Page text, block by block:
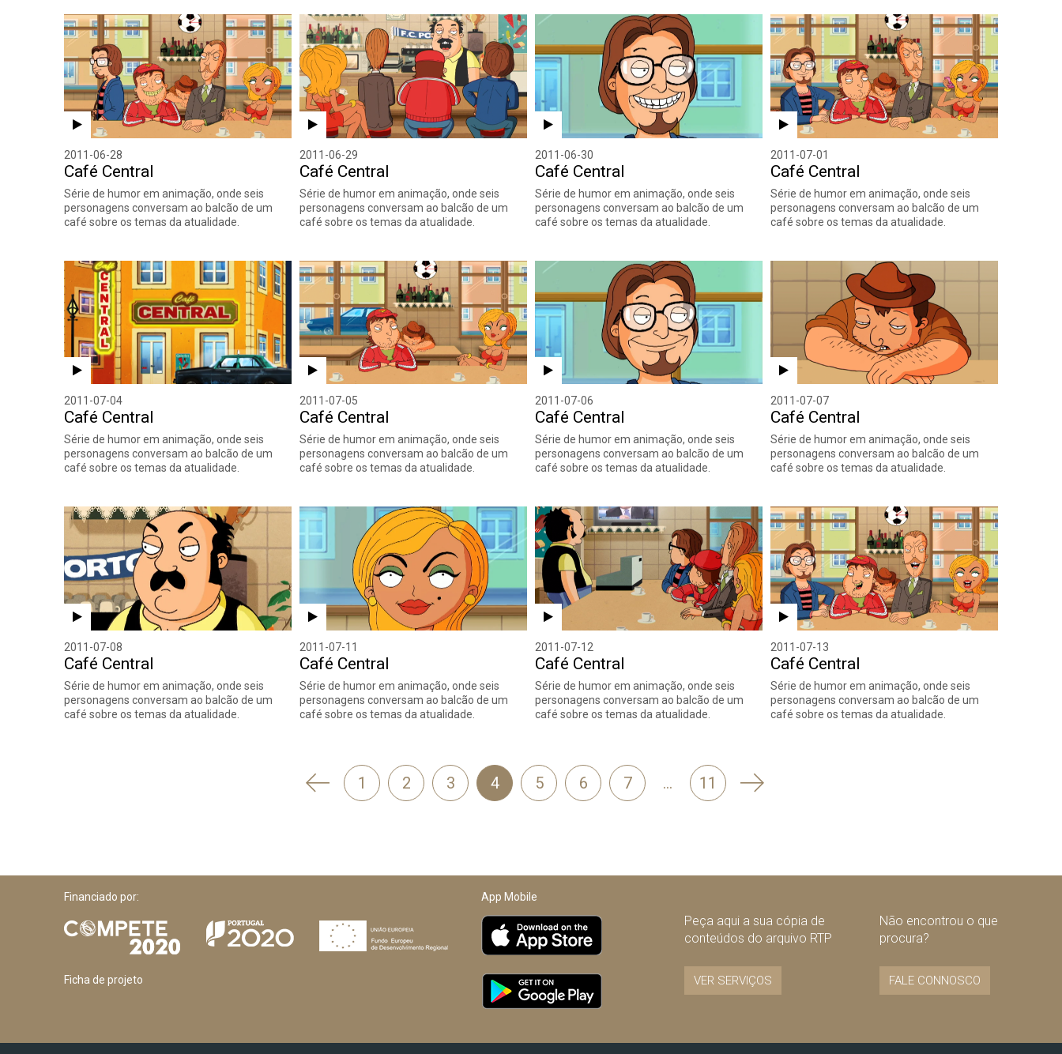
2011-06-28
Café Central
Série de humor em animação, onde seis
personagens conversam ao balcão de um
café sobre os temas da atualidade.
2011-06-29
Café Central
Série de humor em animação, onde seis
personagens conversam ao balcão de um
café sobre os temas da atualidade.
2011-06-30
Café Central
Série de humor em animação, onde seis
personagens conversam ao balcão de um
café sobre os temas da atualidade.
2011-07-01
Café Central
Série de humor em animação, onde seis
personagens conversam ao balcão de um
café sobre os temas da atualidade.
2011-07-04
Café Central
Série de humor em animação, onde seis
personagens conversam ao balcão de um
café sobre os temas da atualidade.
2011-07-05
Café Central
Série de humor em animação, onde seis
personagens conversam ao balcão de um
café sobre os temas da atualidade.
2011-07-06
Café Central
Série de humor em animação, onde seis
personagens conversam ao balcão de um
café sobre os temas da atualidade.
2011-07-07
Café Central
Série de humor em animação, onde seis
personagens conversam ao balcão de um
café sobre os temas da atualidade.
2011-07-08
Café Central
Série de humor em animação, onde seis
personagens conversam ao balcão de um
café sobre os temas da atualidade.
2011-07-11
Café Central
Série de humor em animação, onde seis
personagens conversam ao balcão de um
café sobre os temas da atualidade.
2011-07-12
Café Central
Série de humor em animação, onde seis
personagens conversam ao balcão de um
café sobre os temas da atualidade.
2011-07-13
Café Central
Série de humor em animação, onde seis
personagens conversam ao balcão de um
café sobre os temas da atualidade.
'
1 2 3 4 5 6 7 … 11 Seguinte
Financiado por:
Ficha de projeto
App Mobile
Peça aqui a sua cópia de
conteúdos do arquivo RTP
VER SERVIÇOS
Não encontrou o que
procura?
FALE CONNOSCO